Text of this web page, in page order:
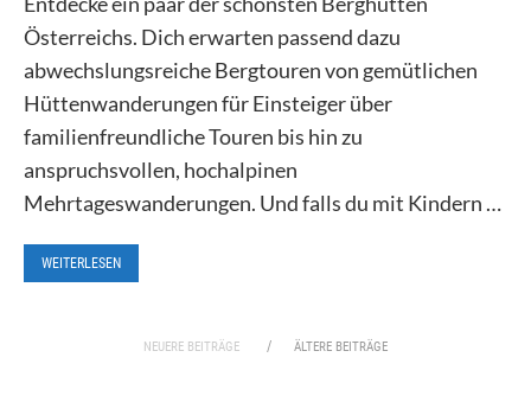
Österreichs. Dich erwarten passend dazu
abwechslungsreiche Bergtouren von gemütlichen
Hüttenwanderungen für Einsteiger über
familienfreundliche Touren bis hin zu
anspruchsvollen, hochalpinen
Mehrtageswanderungen. Und falls du mit Kindern …
WEITERLESEN
NEUERE BEITRÄGE ÄLTERE BEITRÄGE